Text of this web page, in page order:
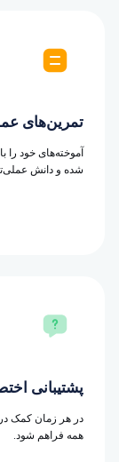
تمرین‌های
آموخته‌های خود را
شده و دانش
پشتیبانی
در هر زمان کمک
همه فراهم شود.